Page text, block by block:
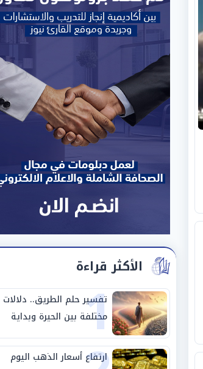
الأكثر قراءة
1
تفسير حلم الطريق.. دلالات
مختلفة بين الحيرة وبداية
مرحلة جديدة
ارتفاع أسعار الذهب اليوم